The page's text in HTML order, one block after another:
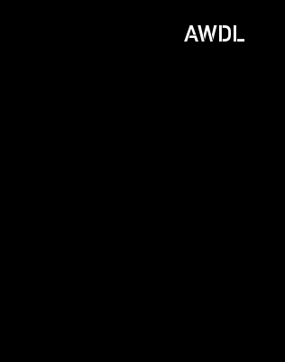
AWDL